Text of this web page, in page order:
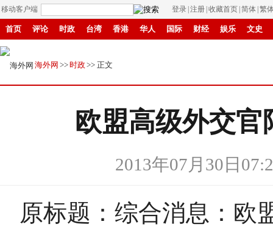
移动客户端 登录 注册 收藏首页 简体 繁
首页 评论 时政 台湾 香港 华人 国际 财经 娱乐 文史
招商
海外网 >> 时政 >> 正文
欧盟高级外交
2013年07月30日
原标题：综合消息：欧